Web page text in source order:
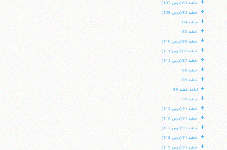
+ خطبه 83 (درس 107)
+ خطبه 83 (درس 108)
+ خطبه 84
+ خطبه 85
+ خطبه 86 (درس 110)
+ خطبه 87 (درس 111)
+ خطبه 87 (درس 112)
+ خطبه 88
+ خطبه 89
+ ادامه خطبه 89
+ خطبه 90
+ خطبه 91 (درس 115)
+ خطبه 91 (درس 116)
+ خطبه 91 (درس 117)
+ خطبه 91 (درس 118)
+ خطبه 91 (درس 119)